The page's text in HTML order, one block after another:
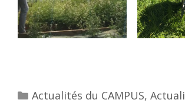
Actualités du CAMPUS,